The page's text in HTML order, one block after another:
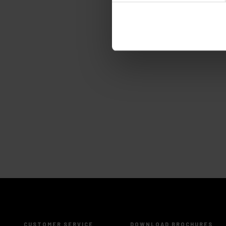
CUSTOMER SERVICE DOWNLOAD BROCHURES